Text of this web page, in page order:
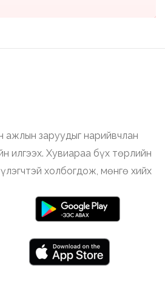
ажлын заруудыг нарийвчлан
илгээх. Хувиараа бүх төрлийн
холбогдож, мөнгө хийх